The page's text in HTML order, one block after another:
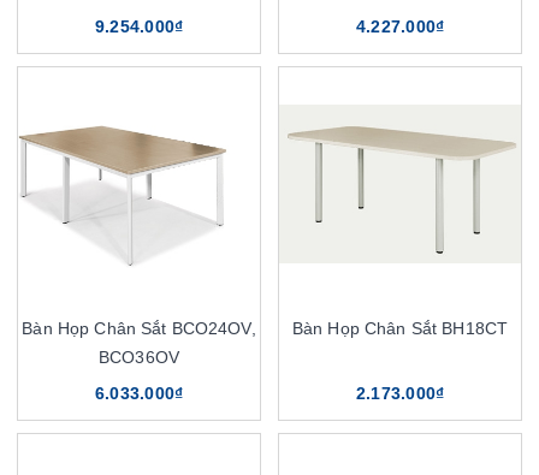
9.254.000₫ 4.227.000₫
Bàn Họp Chân Sắt BCO24OV,
BCO36OV
6.033.000₫
Bàn Họp Chân Sắt BH18CT
2.173.000₫